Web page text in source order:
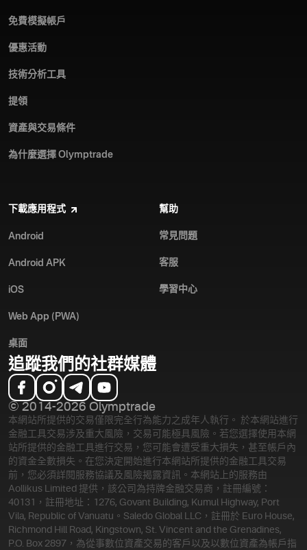
免費模擬帳戶
優惠活動
技術分析工具
提領
資產與交易條件
為什麼選擇 Olymptrade
下載應用程式
Android
Android APK
iOS
Web App (PWA)
桌面
幫助
常見問題
客服
學習中心
追蹤我們的社群媒體
© 2014-2026 Olymptrade
本網站所提供的交易僅限完全行為能力之成年人執行。 於本網站進行
金融工具交易涉及重大風險，交易可能極具風險。若您選擇使用本網
站所提供的金融工具進行交易，您可能會遭受重大損失，甚至帳戶內
的資金全數損失。在您決定開始進行本網站所提供的金融工具交易
前，您必須詳閱服務協議及風險揭露資訊。 本網站上的服務由
Aollikus Limited 提供，該公司為持牌金融交易商，註冊編號：
40131，註冊地址：1276, Govant Building, Kumul Highway, Port
Vila, Republic of Vanuatu。Saledo Global LLC，註冊於 Euro House,
Richmond Hill Road, Kingstown, St. Vincent and the Grenadines,
P.O. Box 2897，為從事數位資產交易的客戶以及以數位資產為帳戶指